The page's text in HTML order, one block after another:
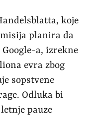
koje
planira da
a, izrekne
evra zbog
sopstvene
Odluka bi
pauze